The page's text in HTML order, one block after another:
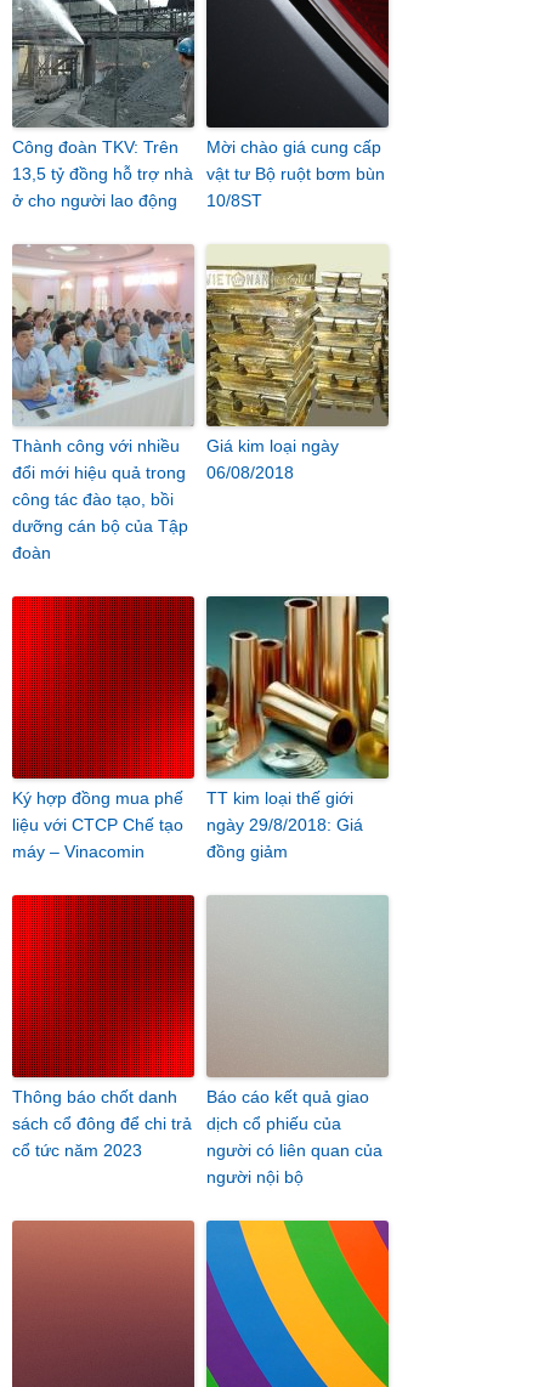
Công đoàn TKV: Trên
13,5 tỷ đồng hỗ trợ nhà
ở cho người lao động
Mời chào giá cung cấp
vật tư Bộ ruột bơm bùn
10/8ST
Thành công với nhiều
đổi mới hiệu quả trong
công tác đào tạo, bồi
dưỡng cán bộ của Tập
đoàn
Giá kim loại ngày
06/08/2018
Ký hợp đồng mua phế
liệu với CTCP Chế tạo
máy – Vinacomin
TT kim loại thế giới
ngày 29/8/2018: Giá
đồng giảm
Thông báo chốt danh
sách cổ đông để chi trả
cổ tức năm 2023
Báo cáo kết quả giao
dịch cổ phiếu của
người có liên quan của
người nội bộ